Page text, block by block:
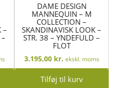
–
DAME DESIGN
MANNEQUIN – M
COLLECTION –
SKANDINAVISK LOOK –
STR. 38 – YNDEFULD –
FLOT
3.195,00 kr. ekskl. moms
Tilføj til kurv